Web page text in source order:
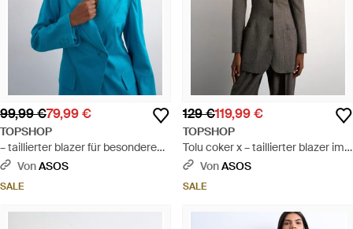
99,99 €79,99 €
TOPSHOP
– taillierter blazer für besondere
anlässe aus leinenmix - Blau
VonASOS
SALE
129 €119,99 €
TOPSHOP
Tolu coker x – taillierter blazer im
80er-stil - Grau
VonASOS
SALE